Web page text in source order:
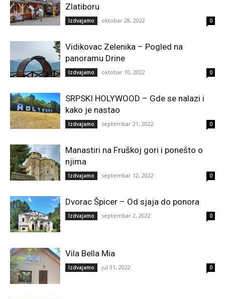
Zlatiboru
Izdvajamo oktobar 28, 2022 0
Vidikovac Zelenika – Pogled na
panoramu Drine
Izdvajamo oktobar 10, 2022 0
SRPSKI HOLYWOOD – Gde se nalazi i
kako je nastao
Izdvajamo septembar 21, 2022 0
Manastiri na Fruškoj gori i ponešto o
njima
Izdvajamo septembar 12, 2022 0
Dvorac Špicer – Od sjaja do ponora
Izdvajamo septembar 2, 2022 0
Vila Bella Mia
Izdvajamo jul 31, 2022 0